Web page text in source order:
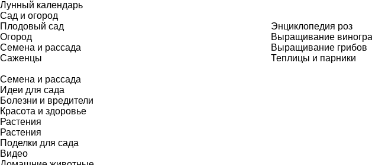
Лунный календарь
Сад и огород
Плодовый сад
Огород
Семена и рассада
Саженцы
Энциклопедия роз
Выращивание
Выращивание грибов
Теплицы и парники
Семена и рассада
Идеи для сада
Болезни и вредители
Красота и здоровье
Растения
Растения
Поделки для сада
Видео